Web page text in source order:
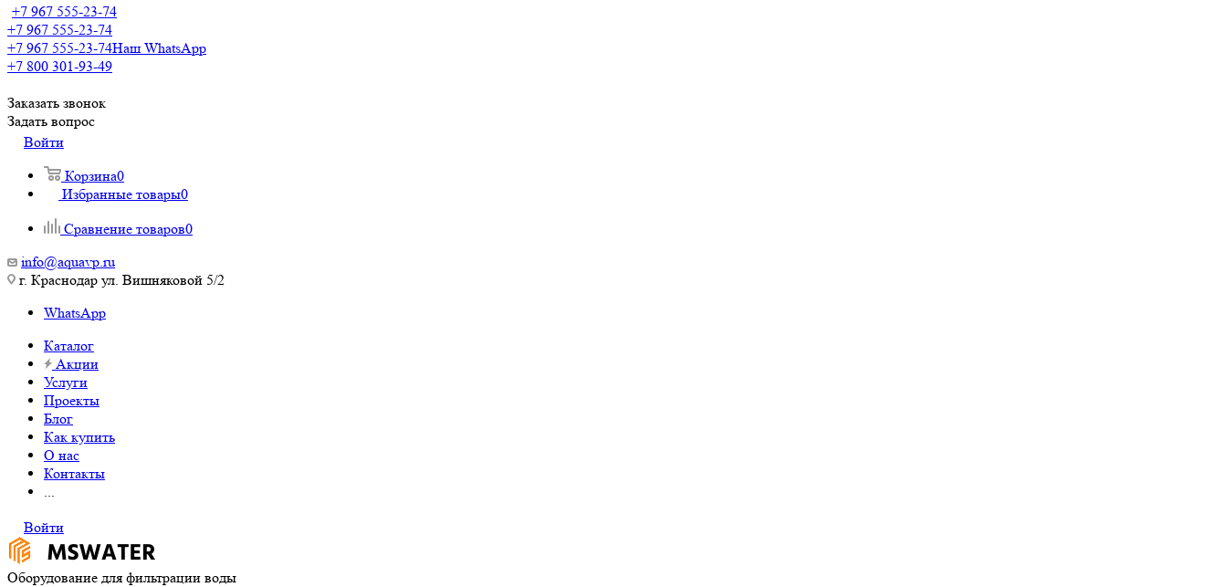
+7 967 555-23-74
+7 967 555-23-74
+7 967 555-23-74Наш WhatsApp
+7 800 301-93-49
Заказать звонок
Задать вопрос
Войти
Корзина0
Избранные товары0
Сравнение товаров0
info@aquavp.ru
г. Краснодар ул. Вишняковой 5/2
WhatsApp
Каталог
Акции
Услуги
Проекты
Блог
Как купить
О нас
Контакты
...
Войти
Оборудование для фильтрации воды